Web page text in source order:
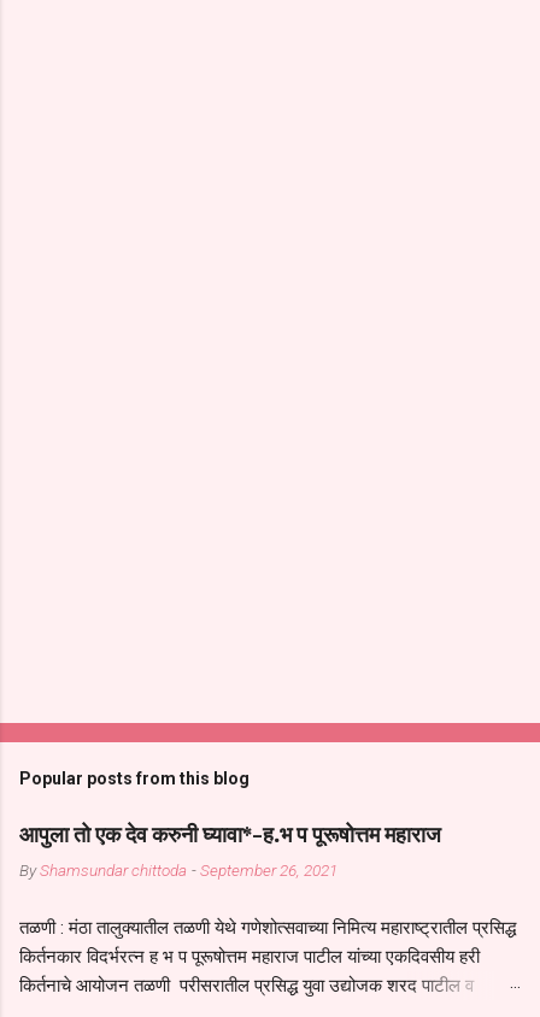
Popular posts from this blog
आपुला तो एक देव करुनी घ्यावा*-ह.भ प पूरूषोत्तम महाराज
ByShamsundar chittoda -September 26, 2021
तळणी : मंठा तालुक्यातील तळणी येथे गणेशोत्सवाच्या निमित्य महाराष्ट्रातील प्रसिद्ध
किर्तनकार विदर्भरत्न ह भ प पूरूषोत्तम महाराज पाटील यांच्या एकदिवसीय हरी
किर्तनाचे आयोजन तळणी परीसरातील प्रसिद्ध युवा उद्योजक शरद पाटील व